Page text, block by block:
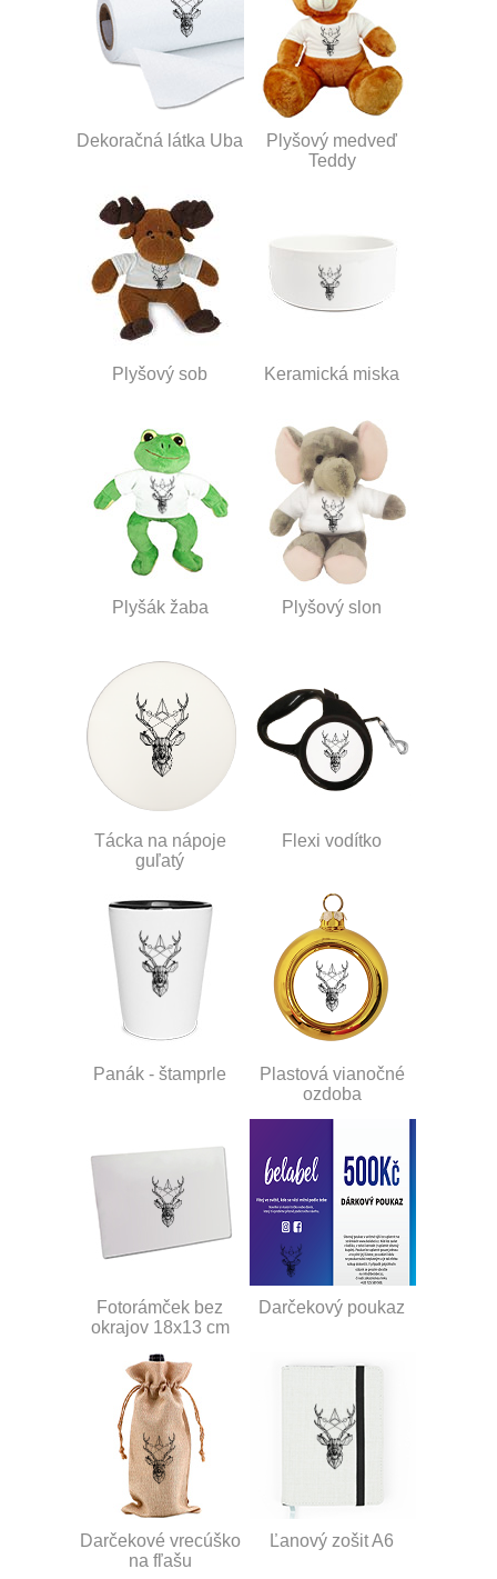
Dekoračná látka Uba
Plyšový medveď
Teddy
Plyšový sob Keramická miska
Plyšák žaba Plyšový slon
Tácka na nápoje
guľatý
Flexi vodítko
Panák - štamprle
Plastová vianočné
ozdoba
Fotorámček bez
okrajov 18x13 cm
Darčekový poukaz
Darčekové vrecúško
na fľašu
Ľanový zošit A6